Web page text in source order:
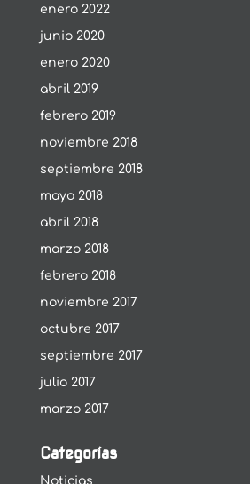
enero 2022
junio 2020
enero 2020
abril 2019
febrero 2019
noviembre 2018
septiembre 2018
mayo 2018
abril 2018
marzo 2018
febrero 2018
noviembre 2017
octubre 2017
septiembre 2017
julio 2017
marzo 2017
Categorías
Noticias